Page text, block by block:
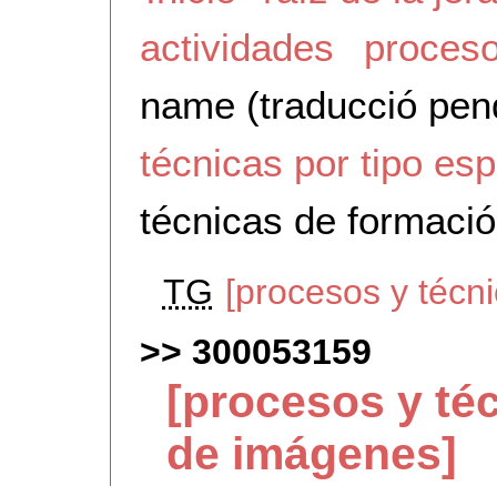
actividades
name (traducció
técnicas por tipo
técnicas de
TG [procesos y
300053159
[procesos y
de imágenes]